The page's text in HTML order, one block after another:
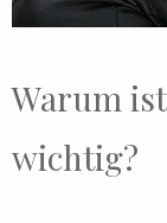
Warum
wichtig?